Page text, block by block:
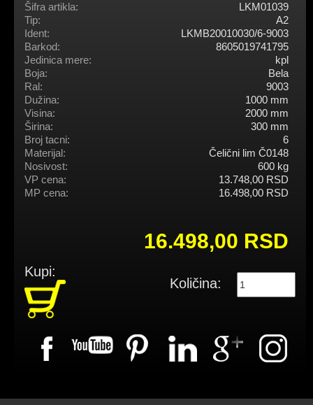
Šifra artikla:
LKM01039
Tip:
A2
Ident:
LKMB20010030/6-9003
Barkod:
8605019741795
Jedinica mere:
kpl
Boja:
Bela
Ral:
9003
Dužina:
1000 mm
Visina:
2000 mm
Širina:
300 mm
Broj tacni:
6
Materijal:
Čelični lim Č0148
Nosivost:
600 kg
VP cena:
13.748,00 RSD
MP cena:
16.498,00 RSD
16.498,00 RSD
Kupi:
Količina: